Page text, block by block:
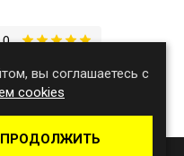
вы соглашаетесь с
cookies
ПРОДОЛЖИТЬ